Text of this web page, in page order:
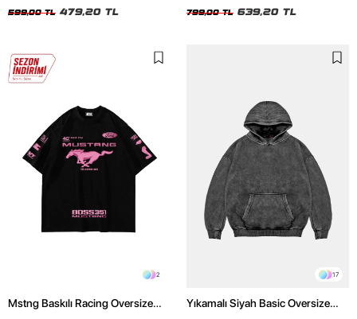
Tshirt
599,00 TL 479,20 TL 799,00 TL 639,20 TL
2
Mstng Baskılı Racing Oversize
17
Yıkamalı Siyah Basic Oversize